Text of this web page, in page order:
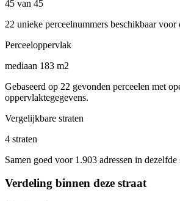
45 van 45
22 unieke perceelnummers beschikbaar voor
Perceeloppervlak
mediaan 183 m2
Gebaseerd op 22 gevonden perceelen met
oppervlaktegegevens.
Vergelijkbare straten
4 straten
Samen goed voor 1.903 adressen in dezelfde
Verdeling binnen deze straat